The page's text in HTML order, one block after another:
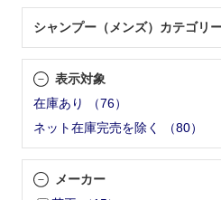
シャンプー（メンズ）カテゴリ
表示対象
在庫あり
（76）
ネット在庫完売を除く
（80）
メーカー